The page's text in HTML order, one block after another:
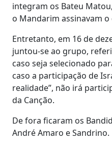
integram os Bateu
o Mandarim assinavam
Entretanto, em 16 de
juntou-se ao grupo,
caso seja selecionado
caso a participação de
realidade”, não irá
da Canção.
De fora ficaram os
André Amaro e Sandrino.